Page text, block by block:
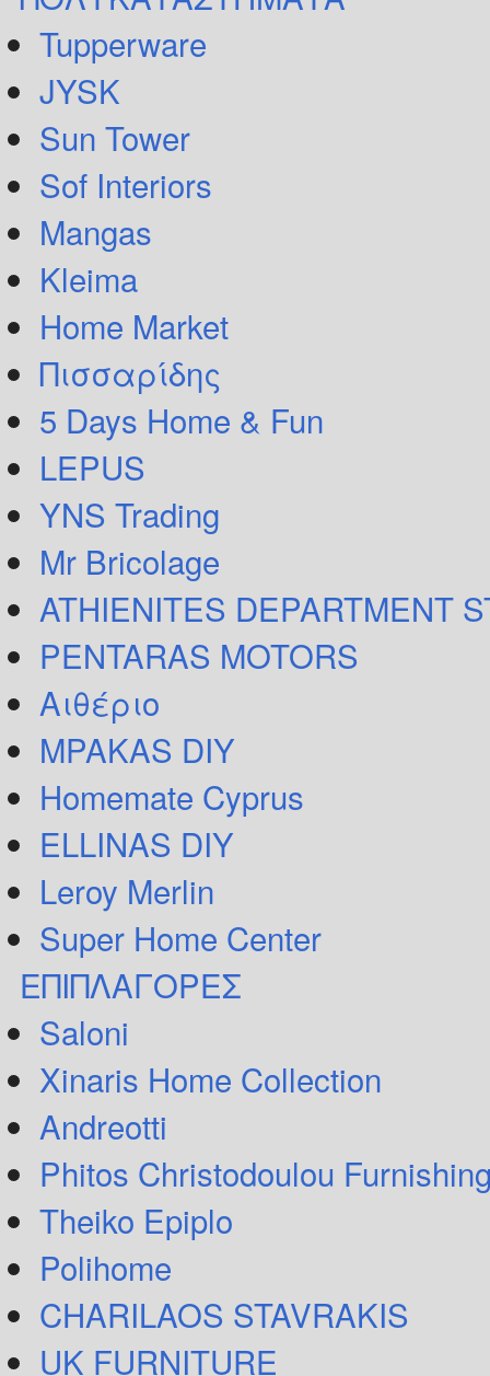
Tupperware
JYSK
Sun Tower
Sof Interiors
Mangas
Kleima
Home Market
Πισσαρίδης
5 Days Home & Fun
LEPUS
YNS Trading
Mr Bricolage
ATHIENITES DEPARTMENT
PENTARAS MOTORS
Αιθέριο
MPAKAS DIY
Homemate Cyprus
ELLINAS DIY
Leroy Merlin
Super Home Center
ΕΠΙΠΛΑΓΟΡΕΣ
Saloni
Xinaris Home Collection
Andreotti
Phitos Christodoulou
Theiko Epiplo
Polihome
CHARILAOS STAVRAKIS
UK FURNITURE